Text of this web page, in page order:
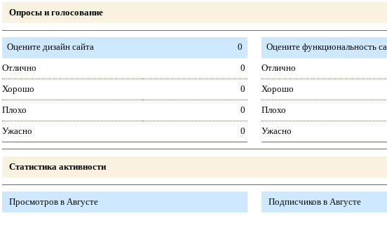
Опросы и голосование
Оцените дизайн сайта
0
Отлично
0
Хорошо
0
Плохо
0
Ужасно
0
Оцените функциональность
Отлично
Хорошо
Плохо
Ужасно
Статистика активности
Просмотров в Августе Подписчиков в Августе